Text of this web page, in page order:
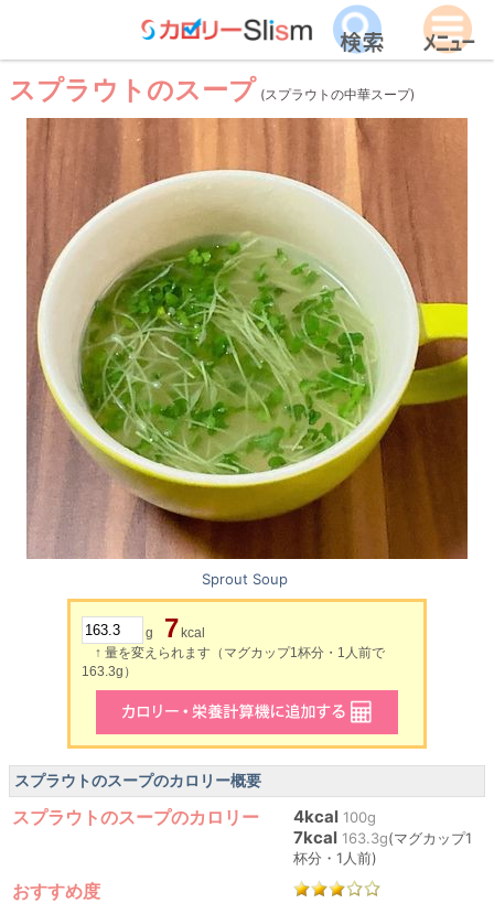
スプラウトのスープ (スプラウトの中華スープ)
Sprout Soup
g 7 kcal
↑ 量を変えられます（マグカップ1杯分・1人前で
163.3g）
スプラウトのスープのカロリー概要
スプラウトのスープのカロリー 4kcal 100g
7kcal 163.3g(マグカップ1
杯分・1人前)
おすすめ度